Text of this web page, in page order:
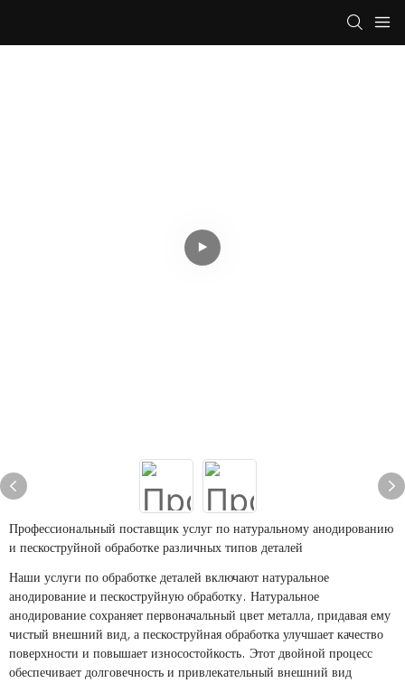
Профессиональный поставщик услуг по натуральному анодированию
и пескоструйной обработке различных типов деталей
Наши услуги по обработке деталей включают натуральное
анодирование и пескоструйную обработку. Натуральное
анодирование сохраняет первоначальный цвет металла, придавая ему
чистый внешний вид, а пескоструйная обработка улучшает качество
поверхности и повышает износостойкость. Этот двойной процесс
обеспечивает долговечность и привлекательный внешний вид